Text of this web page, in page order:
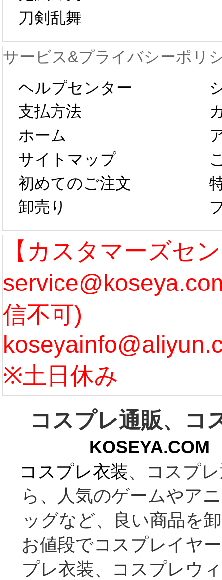
が一時停止いた
します。 2月5日
以後のご注文
は、2月25日か
らコスプレ制
作、発送予定と
なります。 ...
[more]
プレ
新春
字半
第二
たし
ル期
まで
う...
刀剣乱舞
サービス&プライバシーポリ
ヘルプセンター
支払方法
ホーム
サイトマップ
初めてのご注文
卸売り
【カスタマーズセ
信不可)
※土日休み
コスプレ通販、コ
コスプレ衣装、コスプ
ら、人気のゲームやア
ッグなど、良い商品を
お値段でコスプレイヤ
プレ衣装、コスプレウ